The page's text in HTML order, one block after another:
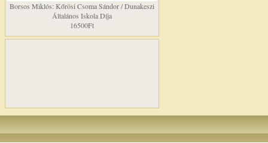
Borsos Miklós: Kőrösi Csoma Sándor / Dunakeszi
Általános Iskola Díja
16500Ft